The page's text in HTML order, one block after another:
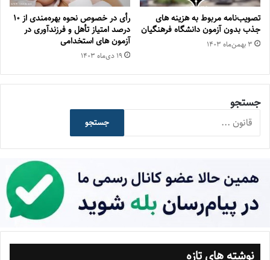
تصویب‌نامه مربوط به هزینه های
جذب بدون آزمون دانشگاه فرهنگیان
۳ بهمن‌ماه ۱۴۰۳
رأی در خصوص نحوه بهره‌مندی از ۱۰
درصد امتیاز تأهل و فرزندآوری در
آزمون های استخدامی
۱۹ دی‌ماه ۱۴۰۳
جستجو
جستجو
نوشته های تازه